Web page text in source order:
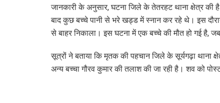
जानकारी के अनुसार, घटना जिले के तेतरहट थाना क्षेत्र की
बाद कुछ बच्चे पानी से भरे खड्ड में स्नान कर रहे थे। इस
से बाहर निकाला। इस घटना में एक बच्चे की मौत हो गई है,
सूत्रों ने बताया कि मृतक की पहचान जिले के सूर्यगढ़ा थाना
अन्य बच्चा गौरव कुमार की तलाश की जा रही है। शव को